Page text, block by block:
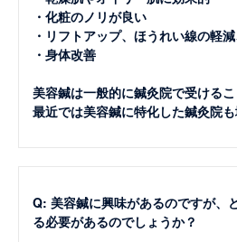
・化粧のノリが良い
・リフトアップ、ほうれい線の軽
・身体改善
美容鍼は一般的に鍼灸院で受けるこ
最近では美容鍼に特化した鍼灸院も
Q: 美容鍼に興味があるのですが、
る必要があるのでしょうか？